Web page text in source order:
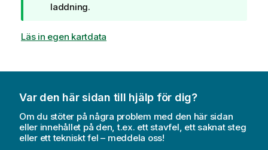
c
n
g
m
i
p
laddning.
Läs in egen kartdata
Var den här sidan till hjälp för dig?
Om du stöter på några problem med den här sidan
eller innehållet på den, t.ex. ett stavfel, ett saknat steg
eller ett tekniskt fel – meddela oss!